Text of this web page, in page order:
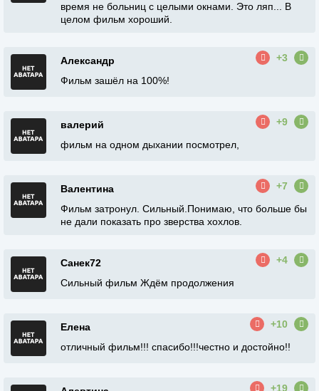
время не больниц с целыми окнами. Это ляп... В
целом фильм хороший.
Александр
+3
Фильм зашёл на 100%!
валерий
+9
фильм на одном дыхании посмотрел,
Валентина
+7
Фильм затронул. Сильный.Понимаю, что больше бы
не дали показать про зверства хохлов.
Санек72
+4
Сильный фильм Ждём продолжения
Елена
+10
отличный фильм!!! спасибо!!!честно и достойно!!
+19